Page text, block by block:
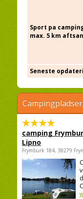
Sport pa
max. 5 km
Seneste
camping
Lipno
Frymburk 184, 38279